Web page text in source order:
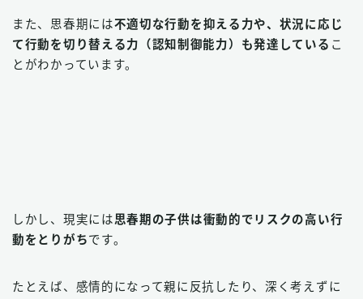
また、思春期には不適切な行動を抑える力や、状況に応じ
て行動を切り替える力（認知制御能力）も発達している こ
とがわかっています。
しかし、現実には思春期の子供は衝動的でリスクの高い行
動をとりがちです。
たとえば、感情的になって親に反抗したり、深く考えずに